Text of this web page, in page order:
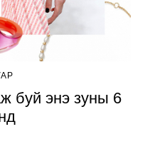
буй энэ зуны 6